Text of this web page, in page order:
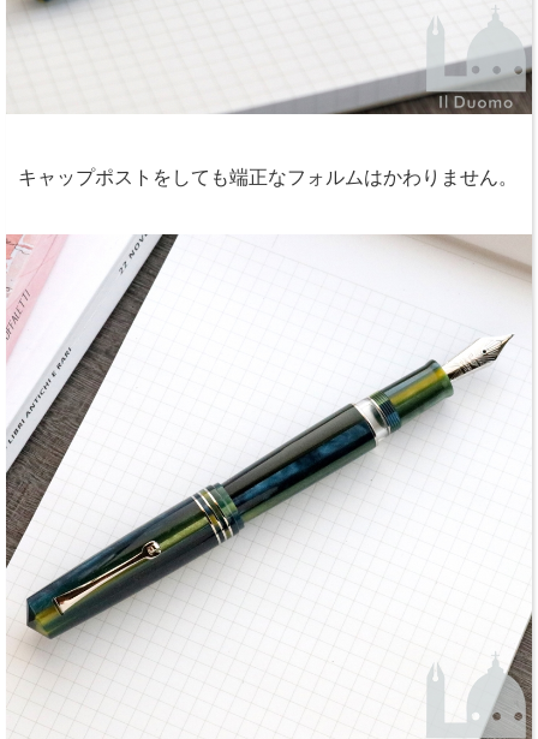
キャップポストをしても端正なフォルムはかわりません。